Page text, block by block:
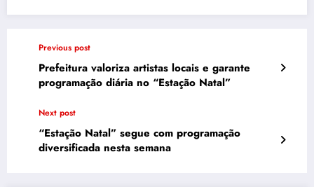
Previous post
Prefeitura valoriza artistas locais e garante
programação diária no “Estação Natal”
Next post
“Estação Natal” segue com programação
diversificada nesta semana